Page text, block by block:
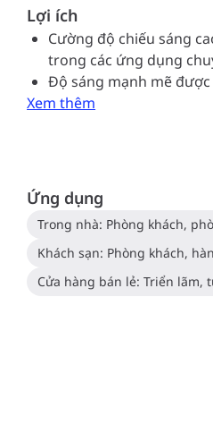
Lợi ích
Cường độ chiếu sáng
trong các ứng dụng
Độ sáng mạnh mẽ
Xem thêm
Ứng dụng
Trong nhà: Phòng khách,